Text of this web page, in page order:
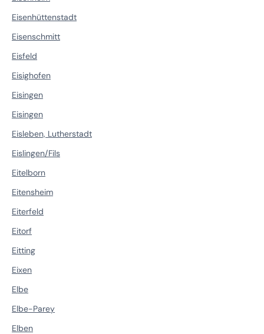
Eisenhüttenstadt
Eisenschmitt
Eisfeld
Eisighofen
Eisingen
Eisingen
Eisleben, Lutherstadt
Eislingen/Fils
Eitelborn
Eitensheim
Eiterfeld
Eitorf
Eitting
Eixen
Elbe
Elbe-Parey
Elben